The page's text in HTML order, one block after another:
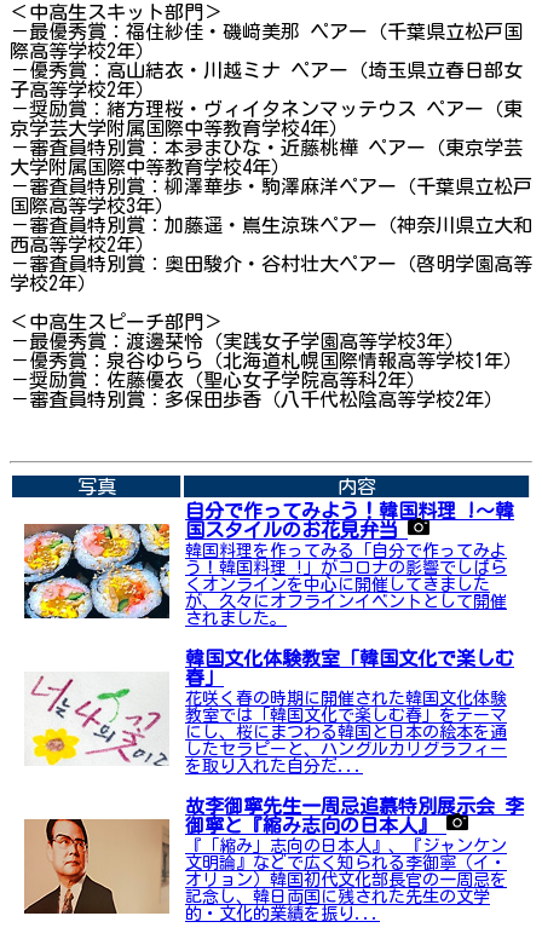
＜中高生スキット部門＞
－最優秀賞：福住紗佳・磯﨑美那 ペアー（千葉県立松戸国
際高等学校2年）
－優秀賞：高山結衣・川越ミナ ペアー（埼玉県立春日部女
子高等学校2年）
－奨励賞：緒方理桜・ヴィイタネンマッテウス ペアー（東
京学芸大学附属国際中等教育学校4年）
－審査員特別賞：本夛まひな・近藤桃樺 ペアー（東京学芸
大学附属国際中等教育学校4年）
－審査員特別賞：柳澤華歩・駒澤麻洋ペアー（千葉県立松戸
国際高等学校3年）
－審査員特別賞：加藤遥・嶌生涼珠ペアー（神奈川県立大和
西高等学校2年）
－審査員特別賞：奥田駿介・谷村壮大ペアー（啓明学園高等
学校2年）
＜中高生スピーチ部門＞
－最優秀賞：渡邊栞怜（実践女子学園高等学校3年）
－優秀賞：泉谷ゆらら（北海道札幌国際情報高等学校1年）
－奨励賞：佐藤優衣（聖心女子学院高等科2年）
－審査員特別賞：多保田歩香（八千代松陰高等学校2年）
写真
内容
自分で作ってみよう！韓国料理 !〜韓
国スタイルのお花見弁当
韓国料理を作ってみる「自分で作ってみよ
う！韓国料理 !」がコロナの影響でしばら
くオンラインを中心に開催してきました
が、久々にオフラインイベントとして開催
されました。
韓国文化体験教室「韓国文化で楽しむ
春」
花咲く春の時期に開催された韓国文化体験
教室では「韓国文化で楽しむ春」をテーマ
にし、桜にまつわる韓国と日本の絵本を通
したセラピーと、ハングルカリグラフィー
を取り入れた自分だ...
故李御寧先生一周忌追慕特別展示会 李
御寧と『縮み志向の日本人』
『「縮み」志向の日本人』、『ジャンケン
文明論』などで広く知られる李御寧（イ・
オリョン）韓国初代文化部長官の一周忌を
記念し、韓日両国に残された先生の文学
的・文化的業績を振り...